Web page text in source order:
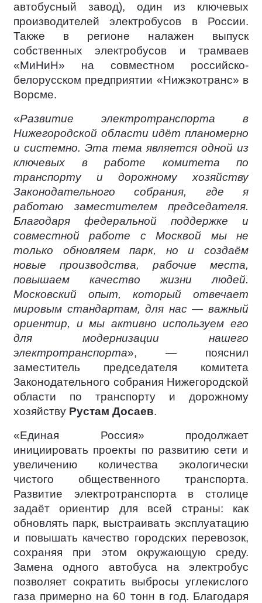
автобусный завод), один из ключевых
производителей электробусов в России.
Также в регионе налажен выпуск
собственных электробусов и трамваев
«МиНиН» на совместном российско-
белорусском предприятии «Нижэкотранс» в
Ворсме.
«Развитие электротранспорта в
Нижегородской области идёт планомерно
и системно. Эта тема является одной из
ключевых в работе комитета по
транспорту и дорожному хозяйству
Законодательного собрания, где я
работаю заместителем председателя.
Благодаря федеральной поддержке и
совместной работе с Москвой мы не
только обновляем парк, но и создаём
новые производства, рабочие места,
повышаем качество жизни людей.
Московский опыт, который отвечает
мировым стандартам, для нас — важный
ориентир, и мы активно используем его
для модернизации нашего
электротранспорта», — пояснил
заместитель председателя комитета
Законодательного собрания Нижегородской
области по транспорту и дорожному
хозяйству Рустам Досаев.
«Единая Россия» продолжает
инициировать проекты по развитию сети и
увеличению количества экологически
чистого общественного транспорта.
Развитие электротранспорта в столице
задаёт ориентир для всей страны: как
обновлять парк, выстраивать эксплуатацию
и повышать качество городских перевозок,
сохраняя при этом окружающую среду.
Замена одного автобуса на электробус
позволяет сократить выбросы углекислого
газа примерно на 60 тонн в год. Благодаря